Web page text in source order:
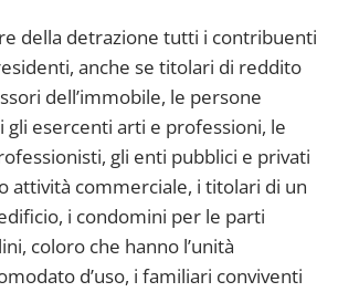
della detrazione tutti i contribuenti
anche se titolari di reddito
dell’immobile, le persone
gli esercenti arti e professioni, le
gli enti pubblici e privati
attività commerciale, i titolari di un
i condomini per le parti
coloro che hanno l’unità
d’uso, i familiari conviventi